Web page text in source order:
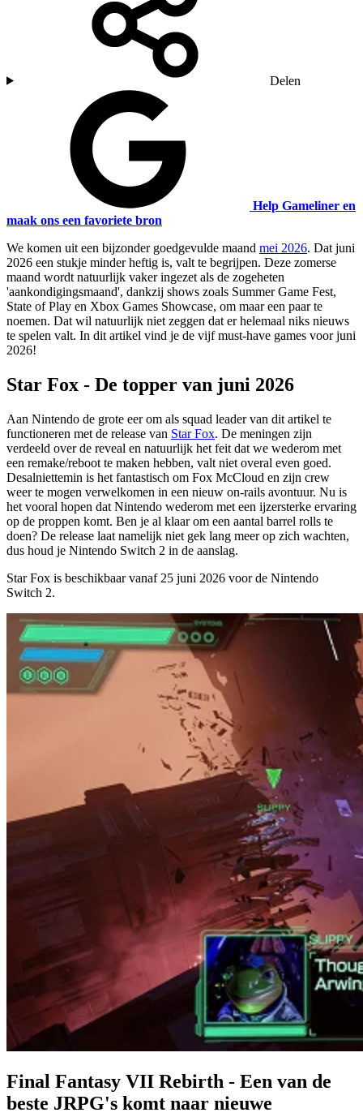
Delen
Help Gameliner en
maak ons een favoriete bron
We komen uit een bijzonder goedgevulde maand mei 2026. Dat juni
2026 een stukje minder heftig is, valt te begrijpen. Deze zomerse
maand wordt natuurlijk vaker ingezet als de zogeheten
'aankondigingsmaand', dankzij shows zoals Summer Game Fest,
State of Play en Xbox Games Showcase, om maar een paar te
noemen. Dat wil natuurlijk niet zeggen dat er helemaal niks nieuws
te spelen valt. In dit artikel vind je de vijf must-have games voor juni
2026!
Star Fox - De topper van juni 2026
Aan Nintendo de grote eer om als squad leadervan dit artikel te
functioneren met de release van Star Fox. De meningen zijn
verdeeld over de reveal en natuurlijk het feit dat we wederom met
een remake/reboot te maken hebben, valt niet overal even goed.
Desalniettemin is het fantastisch om Fox McCloud en zijn crew
weer te mogen verwelkomen in een nieuw on-rails avontuur. Nu is
het vooral hopen dat Nintendo wederom met een ijzersterke ervaring
op de proppen komt. Ben je al klaar om een aantal barrel rolls te
doen? De release laat namelijk niet gek lang meer op zich wachten,
dus houd je Nintendo Switch 2 in de aanslag.
Star Fox is beschikbaar vanaf 25 juni 2026 voor de Nintendo
Switch 2.
Final Fantasy VII Rebirth - Een van de
beste JRPG's komt naar nieuwe